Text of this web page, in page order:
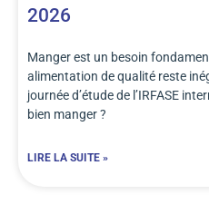
2026
Manger est un besoin
alimentation de qualité reste
journée d’étude de l’IRFASE
bien manger ?
LIRE LA SUITE »